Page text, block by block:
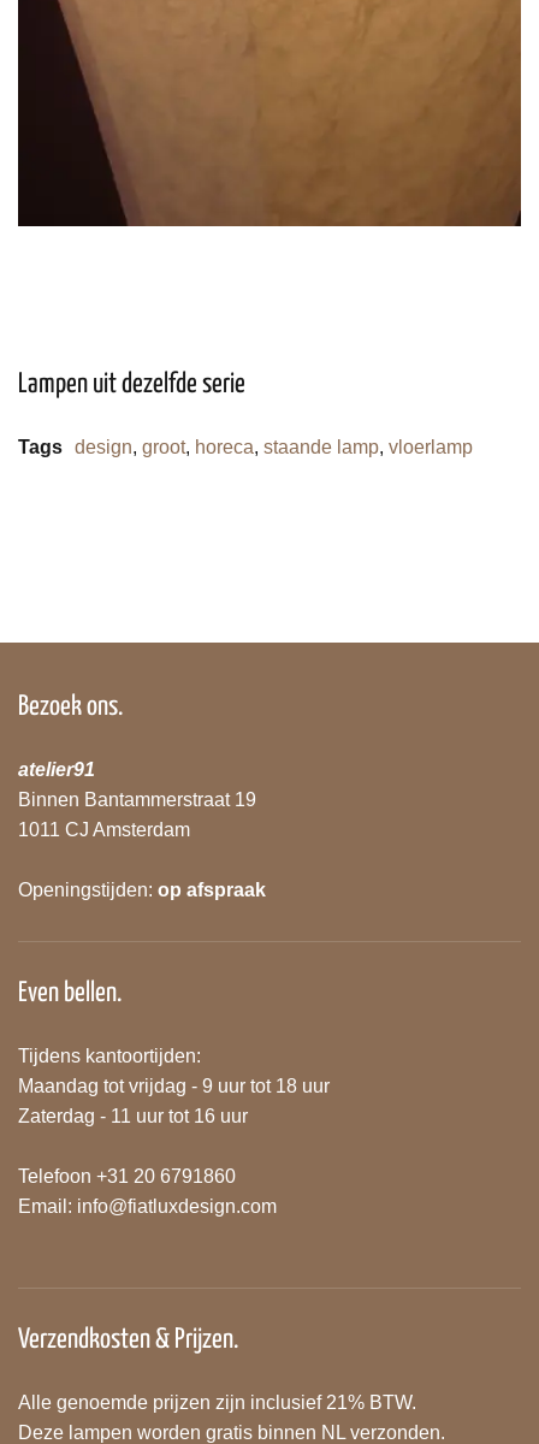
Lampen uit dezelfde serie
Tags design, groot, horeca, staande lamp, vloerlamp
Bezoek ons.
atelier91
Binnen Bantammerstraat 19
1011 CJ Amsterdam
Openingstijden: op afspraak
Even bellen.
Tijdens kantoortijden:
Maandag tot vrijdag - 9 uur tot 18 uur
Zaterdag - 11 uur tot 16 uur
Telefoon +31 20 6791860
Email: info@fiatluxdesign.com
Verzendkosten & Prijzen.
Alle genoemde prijzen zijn inclusief 21% BTW.
Deze lampen worden gratis binnen NL verzonden.